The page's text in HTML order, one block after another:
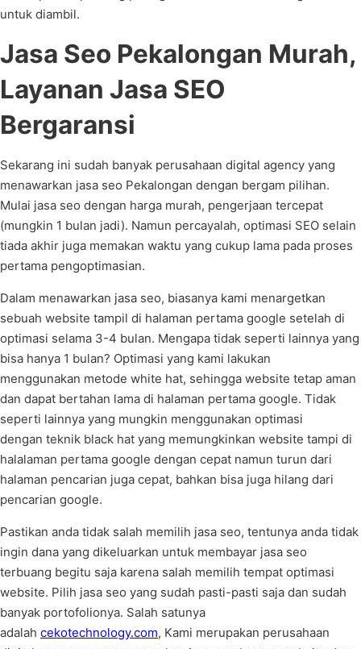
untuk diambil.
Jasa Seo Pekalongan Murah,
Layanan Jasa SEO
Bergaransi
Sekarang ini sudah banyak perusahaan digital agency yang
menawarkan jasa seo Pekalongan dengan bergam pilihan.
Mulai jasa seo dengan harga murah, pengerjaan tercepat
(mungkin 1 bulan jadi). Namun percayalah, optimasi SEO selain
tiada akhir juga memakan waktu yang cukup lama pada proses
pertama pengoptimasian.
Dalam menawarkan jasa seo, biasanya kami menargetkan
sebuah website tampil di halaman pertama google setelah di
optimasi selama 3-4 bulan. Mengapa tidak seperti lainnya yang
bisa hanya 1 bulan? Optimasi yang kami lakukan
menggunakan metode white hat, sehingga website tetap aman
dan dapat bertahan lama di halaman pertama google. Tidak
seperti lainnya yang mungkin menggunakan optimasi
dengan teknik black hat yang memungkinkan website tampi di
halalaman pertama google dengan cepat namun turun dari
halaman pencarian juga cepat, bahkan bisa juga hilang dari
pencarian google.
Pastikan anda tidak salah memilih jasa seo, tentunya anda tidak
ingin dana yang dikeluarkan untuk membayar jasa seo
terbuang begitu saja karena salah memilih tempat optimasi
website. Pilih jasa seo yang sudah pasti-pasti saja dan sudah
banyak portofolionya. Salah satunya
adalah cekotechnology.com, Kami merupakan perusahaan